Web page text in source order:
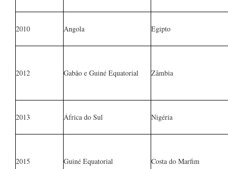
2010 Angola Egipto
2012 Gabão e Guiné Equatorial Zâmbia
2013 África do Sul Nigéria
2015 Guiné Equatorial Costa do Marfim